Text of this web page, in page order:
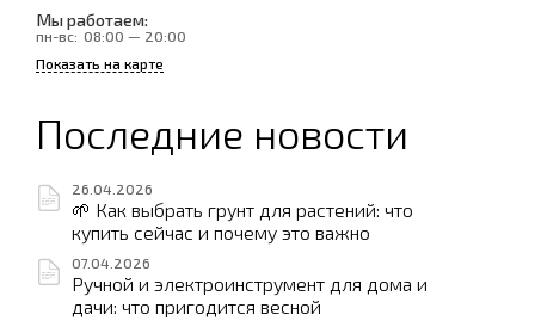
Мы работаем:
пн-вс: 08:00 — 20:00
Показать на карте
Последние новости
26.04.2026
🌱 Как выбрать грунт для растений: что
купить сейчас и почему это важно
07.04.2026
Ручной и электроинструмент для дома и
дачи: что пригодится весной